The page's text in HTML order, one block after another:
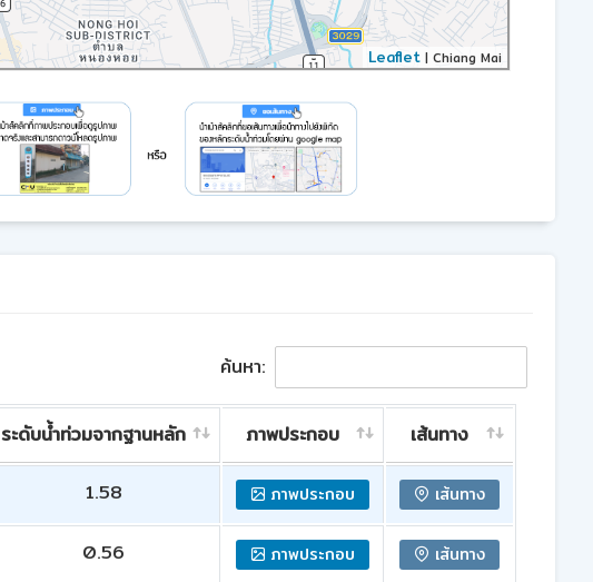
Leaflet | Chiang Mai
ค้นหา:
ระดับน้ำท่วมจากฐานหลัก ภาพประกอบ เส้นทาง
1.58 ภาพประกอบ เส้นทาง
0.56 ภาพประกอบ เส้นทาง